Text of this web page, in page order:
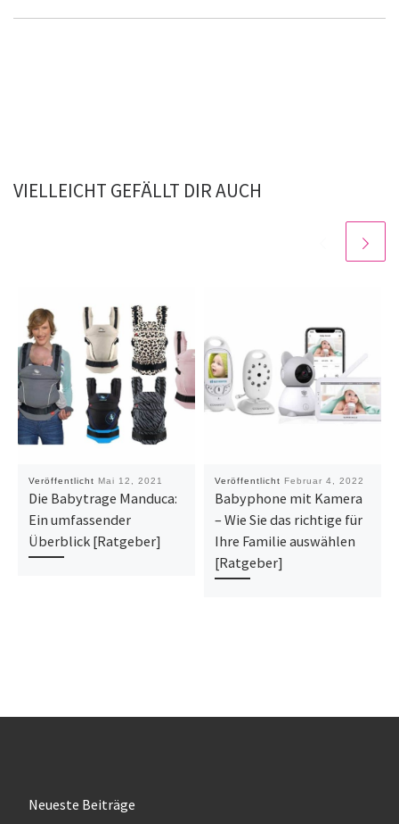
VIELLEICHT GEFÄLLT DIR AUCH
Veröffentlicht Mai 12, 2021
Die Babytrage Manduca:
Ein umfassender
Überblick [Ratgeber]
Veröffentlicht Februar 4, 2022
Babyphone mit Kamera
– Wie Sie das richtige für
Ihre Familie auswählen
[Ratgeber]
Neueste Beiträge